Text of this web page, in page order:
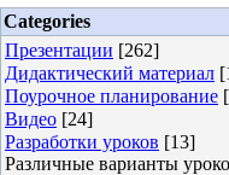
Categories
Презентации [262]
Дидактический материал
Поурочное планирование
Видео [24]
Разработки уроков [13]
Различные варианты